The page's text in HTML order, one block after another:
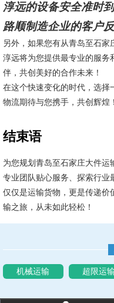
淳远的设备安全准时
路顺制造企业的客户反
另外，如果您有从青岛至石家
淳远将为您提供最专业的服务
伴，共创美好的合作未来！
在这个快速变化的时代，选择
物流期待与您携手，共创辉煌！
结束语
为您规划青岛至石家庄大件
专业团队贴心服务、探索行业
仅仅是运输货物，更是传递价
输之旅，从未如此轻松！
机械运输 超限运